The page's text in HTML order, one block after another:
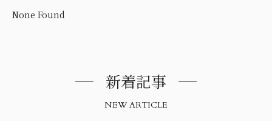
None Found
新着記事
NEW ARTICLE